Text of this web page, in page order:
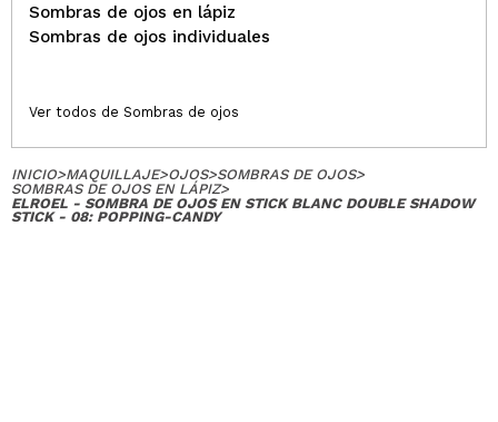
Sombras de ojos en lápiz
Sombras de ojos individuales
Ver todos de Sombras de ojos
INICIO>MAQUILLAJE>OJOS>SOMBRAS DE OJOS>
SOMBRAS DE OJOS EN LÁPIZ>
ELROEL - SOMBRA DE OJOS EN STICK BLANC DOUBLE SHADOW
STICK - 08: POPPING-CANDY